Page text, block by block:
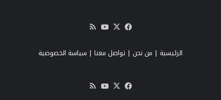
فيسبوك
‫X
‫YouTube
RSS
الرئيسية | من نحن | تواصل معنا | سياسة الخصوصية
فيسبوك
‫X
‫YouTube